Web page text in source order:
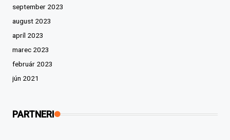
september 2023
august 2023
apríl 2023
marec 2023
február 2023
jún 2021
PARTNERI